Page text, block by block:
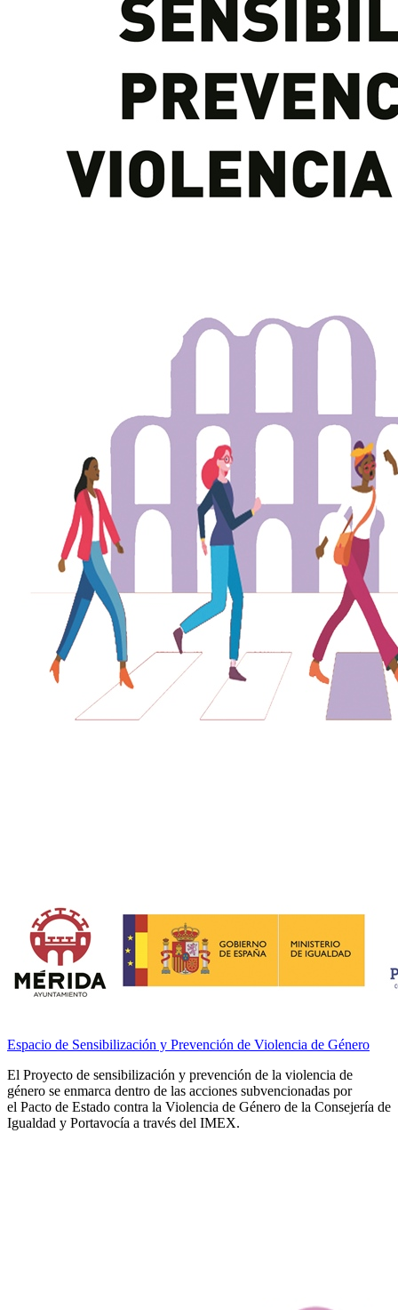
Espacio de Sensibilización y Prevención de Violencia de Género
El Proyecto de sensibilización y prevención de la violencia de
género se enmarca dentro de las acciones subvencionadas por
el Pacto de Estado contra la Violencia de Género de la Consejería de
Igualdad y Portavocía a través del IMEX.